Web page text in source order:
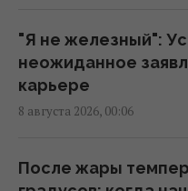
Разведка США
со взрывчаткой в
WSJ
"Я не железный":
неожиданное
карьере
8 августа 2026, 00:06
После жары